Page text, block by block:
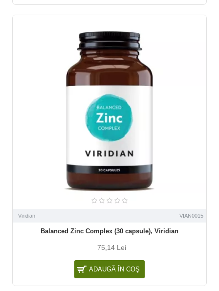
Viridian VIAN0015
Balanced Zinc Complex (30 capsule), Viridian
75,14 Lei
ADAUGĂ ÎN COŞ